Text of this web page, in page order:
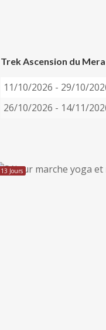
Trek Ascension du
11/10/2026 - 29/10/
26/10/2026 - 14/11/
13 Jours